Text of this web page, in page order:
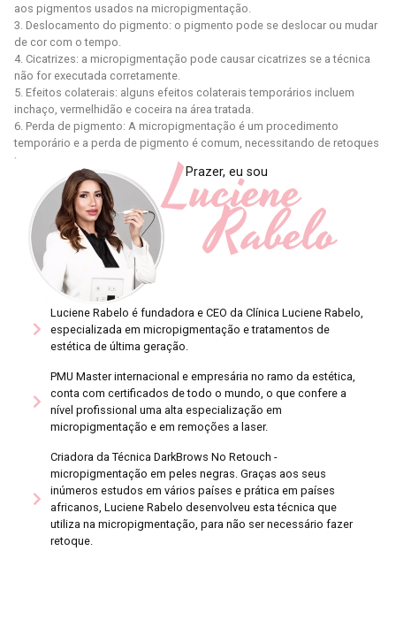
aos pigmentos usados ​​na micropigmentação.
3. Deslocamento do pigmento: o pigmento pode se deslocar ou mudar
de cor com o tempo.
4. Cicatrizes: a micropigmentação pode causar cicatrizes se a técnica
não for executada corretamente.
5. Efeitos colaterais: alguns efeitos colaterais temporários incluem
inchaço, vermelhidão e coceira na área tratada.
6. Perda de pigmento: A micropigmentação é um procedimento
temporário e a perda de pigmento é comum, necessitando de retoques
periódicos.
Prazer, eu sou
Luciene
Rabelo
Luciene Rabelo é fundadora e CEO da Clínica Luciene Rabelo,
especializada em micropigmentação e tratamentos de
estética de última geração.
PMU Master internacional e empresária no ramo da estética,
conta com certificados de todo o mundo, o que confere a
nível profissional uma alta especialização em
micropigmentação e em remoções a laser.
Criadora da Técnica DarkBrows No Retouch -
micropigmentação em peles negras. Graças aos seus
inúmeros estudos em vários países e prática em países
africanos, Luciene Rabelo desenvolveu esta técnica que
utiliza na micropigmentação, para não ser necessário fazer
retoque.